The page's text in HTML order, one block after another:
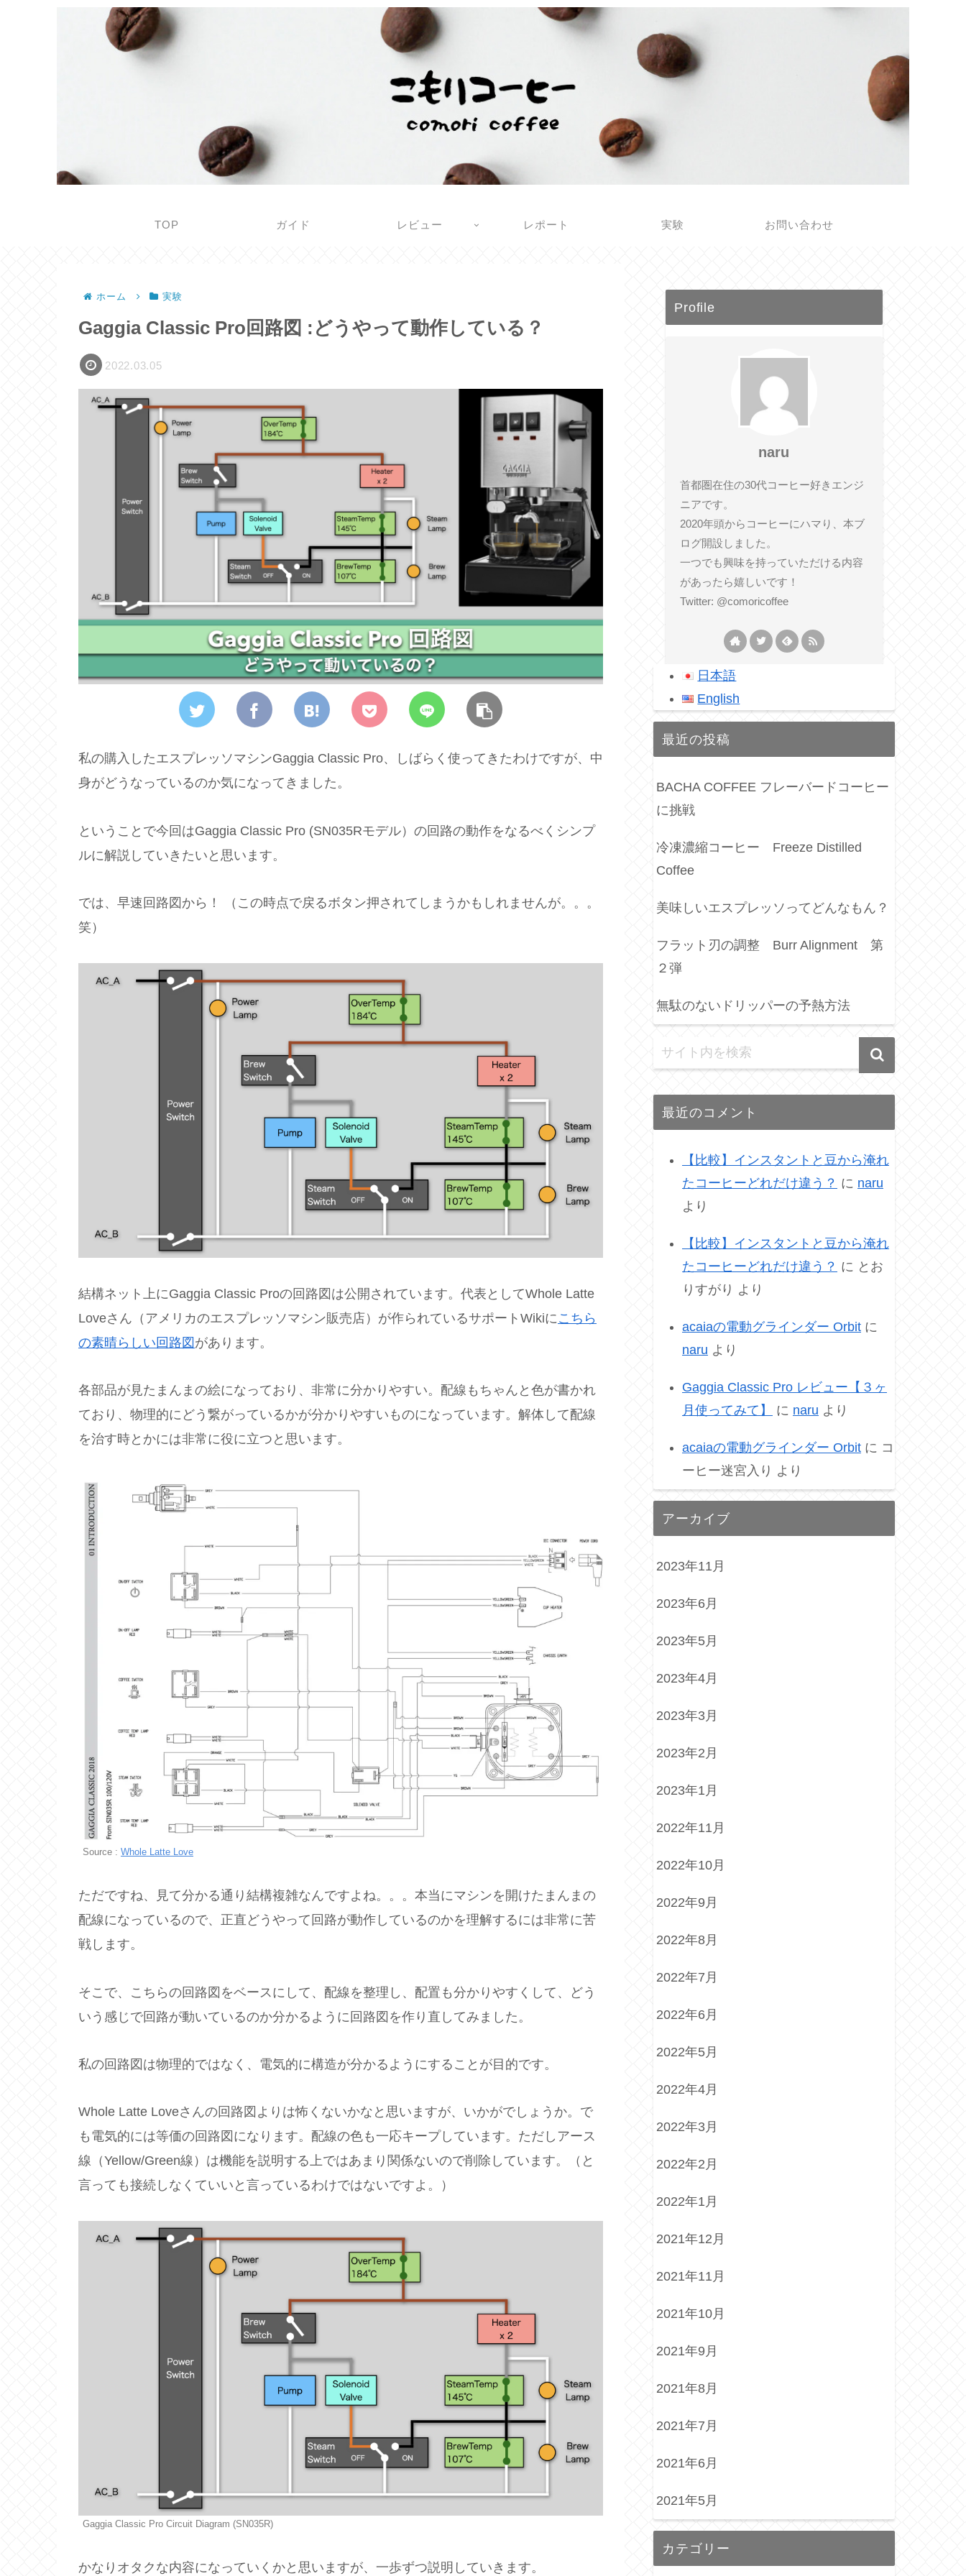
TOP ガイド レビュー レポート 実験 お問い合わせ
ホーム 実験
Gaggia Classic Pro回路図 :どうやって動作している？
2022.03.05
私の購入したエスプレッソマシンGaggia Classic Pro、しばらく使ってきたわけですが、中
身がどうなっているのか気になってきました。
ということで今回はGaggia Classic Pro (SN035Rモデル）の回路の動作をなるべくシンプ
ルに解説していきたいと思います。
では、早速回路図から！ （この時点で戻るボタン押されてしまうかもしれませんが。。。
笑）
結構ネット上にGaggia Classic Proの回路図は公開されています。代表としてWhole Latte
Loveさん（アメリカのエスプレッソマシン販売店）が作られているサポートWikiにこちら
の素晴らしい回路図 があります。
各部品が見たまんまの絵になっており、非常に分かりやすい。配線もちゃんと色が書かれ
ており、物理的にどう繋がっているかが分かりやすいものになっています。解体して配線
を治す時とかには非常に役に立つと思います。
Source : Whole Latte Love
ただですね、見て分かる通り結構複雑なんですよね。。。本当にマシンを開けたまんまの
配線になっているので、正直どうやって回路が動作しているのかを理解するには非常に苦
戦します。
そこで、こちらの回路図をベースにして、配線を整理し、配置も分かりやすくして、どう
いう感じで回路が動いているのか分かるように回路図を作り直してみました。
私の回路図は物理的ではなく、電気的に構造が分かるようにすることが目的です。
Whole Latte Loveさんの回路図よりは怖くないかなと思いますが、いかがでしょうか。で
も電気的には等価の回路図になります。配線の色も一応キープしています。ただしアース
線（Yellow/Green線）は機能を説明する上ではあまり関係ないので削除しています。（と
言っても接続しなくていいと言っているわけではないですよ。）
Gaggia Classic Pro Circuit Diagram (SN035R)
かなりオタクな内容になっていくかと思いますが、一歩ずつ説明していきます。
Profile
naru
首都圏在住の30代コーヒー好きエンジ
ニアです。
2020年頭からコーヒーにハマり、本ブ
ログ開設しました。
一つでも興味を持っていただける内容
があったら嬉しいです！
Twitter: @comoricoffee
日本語
English
最近の投稿
BACHA COFFEE フレーバードコーヒー
に挑戦
冷凍濃縮コーヒー Freeze Distilled
Coffee
美味しいエスプレッソってどんなもん？
フラット刃の調整 Burr Alignment 第
２弾
無駄のないドリッパーの予熱方法
最近のコメント
【比較】インスタントと豆から淹れ
たコーヒーどれだけ違う？ に naru
より
【比較】インスタントと豆から淹れ
たコーヒーどれだけ違う？ に とお
りすがり より
acaiaの電動グラインダー Orbit に
naru より
Gaggia Classic Pro レビュー【３ヶ
月使ってみて】
に naru より
acaiaの電動グラインダー Orbit に コ
ーヒー迷宮入り より
アーカイブ
2023年11月
2023年6月
2023年5月
2023年4月
2023年3月
2023年2月
2023年1月
2022年11月
2022年10月
2022年9月
2022年8月
2022年7月
2022年6月
2022年5月
2022年4月
2022年3月
2022年2月
2022年1月
2021年12月
2021年11月
2021年10月
2021年9月
2021年8月
2021年7月
2021年6月
2021年5月
カテゴリー